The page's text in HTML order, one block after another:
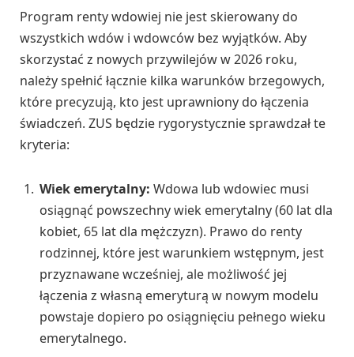
Program renty wdowiej nie jest skierowany do
wszystkich wdów i wdowców bez wyjątków. Aby
skorzystać z nowych przywilejów w 2026 roku,
należy spełnić łącznie kilka warunków brzegowych,
które precyzują, kto jest uprawniony do łączenia
świadczeń. ZUS będzie rygorystycznie sprawdzał te
kryteria:
Wiek emerytalny: Wdowa lub wdowiec musi
osiągnąć powszechny wiek emerytalny (60 lat dla
kobiet, 65 lat dla mężczyzn). Prawo do renty
rodzinnej, które jest warunkiem wstępnym, jest
przyznawane wcześniej, ale możliwość jej
łączenia z własną emeryturą w nowym modelu
powstaje dopiero po osiągnięciu pełnego wieku
emerytalnego.